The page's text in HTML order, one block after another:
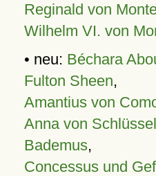
Reginald von
Wilhelm VI. von
• neu: Béchara
Fulton Sheen,
Amantius von
Anna von
Bademus,
Concessus und